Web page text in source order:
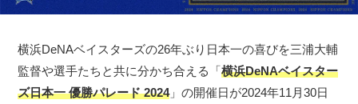
横浜DeNAベイスターズの26年ぶり日本一の喜びを三浦大輔
監督や選手たちと共に分かち合える「横浜DeNAベイスター
ズ日本一 優勝パレード 2024」の開催日が2024年11月30日